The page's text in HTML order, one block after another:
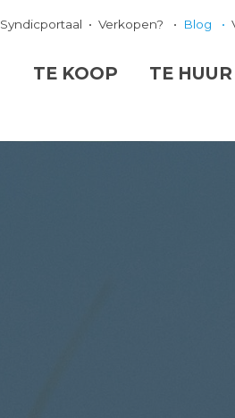
Syndicportaal Verkopen? Blog
TE KOOP TE HUUR